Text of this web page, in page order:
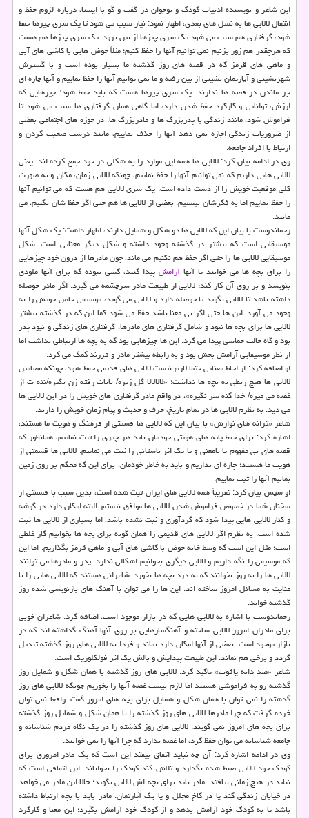
این شاعر و نویسنده ادبیات كودك و نوجوان در گفت و گو با ایسنا، درباره لزوم حفظ و
انتقال لالایی ها به نسل های بعدی، اظهار نمود: نیاز سبب می شود تا یك سری چیزها حفظ
شود، گرفتاری هم سبب می شود یك سری چیزها از بین برود. یك سری چیزها هم هست
كه هرچقدر هم زور بزنیم نمی توانیم آنها را حفظ كنیم؛ مثلاً حوض هایی با كاشی های آبی
و ماهی های قرمز كه در قصه های روز گذشته ما بسیار بوده است و با گسترش
شهرنشینی و آپارتمان نشینی از بین رفته و ما نمی توانیم آنها را حفظ نماییم و آنها چاره ای
جز ماندن در قصه ها ندارند. یك سری چیزها هست كه باید حفظ شود؛ چیزهایی كه
ارزش، توانایی و كاركرد حفظ شدن دارد، اما گاهی همان گرفتاری ها سبب می شود تا
فراموش شود، مانند زندگی با پدربزرگ ها و مادربزرگ ها. در حوزه های اجتماعی بعضی
از ضروریات زندگی اجازه نمی دهد آنها را حذف نماییم، مانند درست صحبت كردن و
ارتباط با افراد جامعه.
وی در ادامه بیان كرد: لالایی ها همه این موارد را به شكلی در خود جمع كرده اند؛ یعنی
لالایی هایی داریم كه نمی توانیم آنها را حفظ نماییم، چونكه لالایی زمان، مكان و به صورت
كلی موقعیت خویش را از دست داده است. یك سری لالایی هم هست كه می توانیم آنها
را حفظ نماییم اما به فكرشان نیستیم. بعضی از لالایی ها هم حتی اگر حفظ شان نكنیم، می
مانند.
رحماندوست با بیان این كه لالایی ها دو شكل و شمایل دارند، اظهار داشت: یك شكل آنها
موسیقایی است كه بیشتر در گذشته وجود داشته و شكل دیگر معنایی است. شكل
موسیقایی لالایی ها را حتی اگر حفظ هم نكنیم می ماند، چون مادرها از درون خود چیزهایی
را برای بچه ها می خوانند تا آنهاآرامش پیدا كنند، كسی نبوده كه برای آنها ملودی
بنویسد و بر روی آن كار كند؛ لالایی از طبیعت مادر سرچشمه می گیرد. اگر مادر حوصله
داشته باشد تا لالایی بگوید یا حوصله دارد و لالایی می گوید، موسیقی خاص خویش را به
وجود می آورد. این ها حتی اگر بی معنا باشد حفظ می شود كما این كه در گذشته بیشتر
لالایی ها برای بچه ها نبود و شامل گرفتاری های مادرها، گرفتاری های زندگی و نبود پدر
بود و گاه حالت حماسی پیدا می كرد. این ها چیزهایی بود كه به بچه ها ارتباطی نداشت اما
از نظر موسیقایی آرامش بخش بود و به رابطه بیشتر مادر و فرزند كمك می كرد.
او اضافه كرد: از لحاظ معنایی حتما لازم نیست لالایی های قدیمی حفظ شود، چونكه مضامین
لالایی ها هیچ ربطی به بچه ها نداشت؛ «لالالالا گل زیره/ بابات رفته زن بگیره/ننه ت از
غصه می میره/ خدا كنه سر نگیره»، در واقع مادر گرفتاری های خویش را در این لالایی ها
می دید. به نظرم لالایی ها در تمام تاریخ، حرف و حدیث و پیام زمان خویش را دارند.
شاعر «ترانه های نوازش» با بیان این كه لالایی ها قسمتی از فرهنگ و هویت ما هستند،
اشاره كرد: برای حفظ پایه های هویتی خودمان باید هر چیزی را ثبت نماییم، همانطور كه
قصه های بی مفهوم یا بامعنی و یا یك اثر باستانی را ثبت می نماییم. لالایی ها قسمتی از
هویت ما هستند؛ چاره ای نداریم و باید به خاطر خودمان، برای این كه محكم بر روی زمین
بمانیم آنها را ثبت نماییم.
او سپس بیان كرد: تقریباً همه لالایی های ایران ثبت شده است، بدین سبب با قسمتی از
سخنان شما در خصوص فراموش شدن لالایی ها موافق نیستم. البته امكان دارد در گوشه
و كنار لالایی هایی پیدا شود كه گردآوری و ثبت نشده باشد، اما بسیاری از لالایی ها ثبت
شده است. به نظرم اگر لالایی های قدیمی را همان گونه برای بچه ها بخوانیم كار غلطی
است؛ مثل این است كه وسط خانه حوض با كاشی های آبی و ماهی قرمز بگذاریم. اما این
كه موسیقی را نگه داریم و لالایی دیگری بخوانیم اشكالی ندارد. پدر و مادرها می توانند
لالایی ها را به روز بخوانند كه به درد بچه ها بخورد. شاعرانی هستند كه لالایی هایی را با
عنایت به مسائل امروز ساخته اند. این ها را می توان با آهنگ های بازنویسی شده روز
گذشته خواند.
رحماندوست با اشاره به لالایی هایی كه در بازار موجود است، اضافه كرد: شاعران خوبی
برای مادران امروز لالایی ساخته و آهنگسازهایی بر روی آنها آهنگ گذاشته اند كه در
بازار موجود است. بعضی از آنها امكان دارد بماند و فردا به لالایی های روز گذشته تبدیل
گردد و برخی هم نماند. این طبیعت پیدایش و بالش یك اثر فولكلوریك است.
شاعر «صد دانه یاقوت» تاكید كرد: لالایی های روز گذشته با همان شكل و شمایل روز
گذشته رو به فراموشی هستند اما لازم نیست غصه آنها را بخوریم چونكه لالایی های روز
گذشته را نمی توان با همان شكل و شمایل برای بچه های امروز گفت. واقعا نمی توان
خرده گرفت كه چرا مادرها لالایی های روز گذشته را با همان شكل و شمایل روز گذشته
برای بچه های امروز نمی گویند. لالایی های روز گذشته را در یك نگاه مردم شناسانه و
جامعه شناسانه می توان حفظ كرد، اما غصه ندارد كه چرا آنها را نمی خوانند.
وی در ادامه اشاره كرد: آن چه نباید اتفاق بیفتد این است كه یك مادر امروزی برای
كودك خود لالایی ضبط شده بگذارد و تلاش كند كودك را بخواباند. این اتفاقی است كه
نباید در هیچ زمانی بیافتد. مادر باید برای بچه اش لالایی بگوید؛ حالا این مادر می خواهد
در خیابان زندگی كند یا در كاخ مجلل و یا یك آپارتمان. مادر باید با بچه ارتباط داشته
باشد تا به كودك خود آرامش بدهد و از كودك خود آرامش بگیرد؛ این معنا و كاركرد